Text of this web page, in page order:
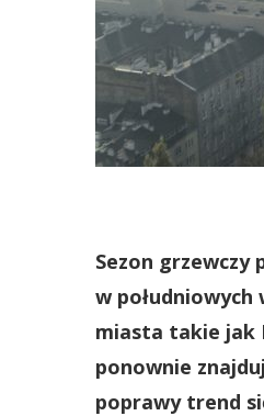
Sezon grzewczy
w
miasta takie jak
ponownie
poprawy trend